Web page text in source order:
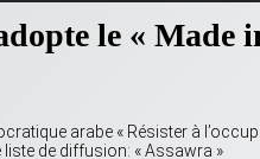
le « Made
arabe « Résister à